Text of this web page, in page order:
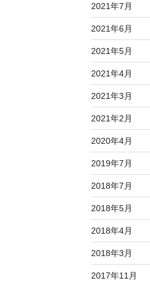
2021年7月
2021年6月
2021年5月
2021年4月
2021年3月
2021年2月
2020年4月
2019年7月
2018年7月
2018年5月
2018年4月
2018年3月
2017年11月